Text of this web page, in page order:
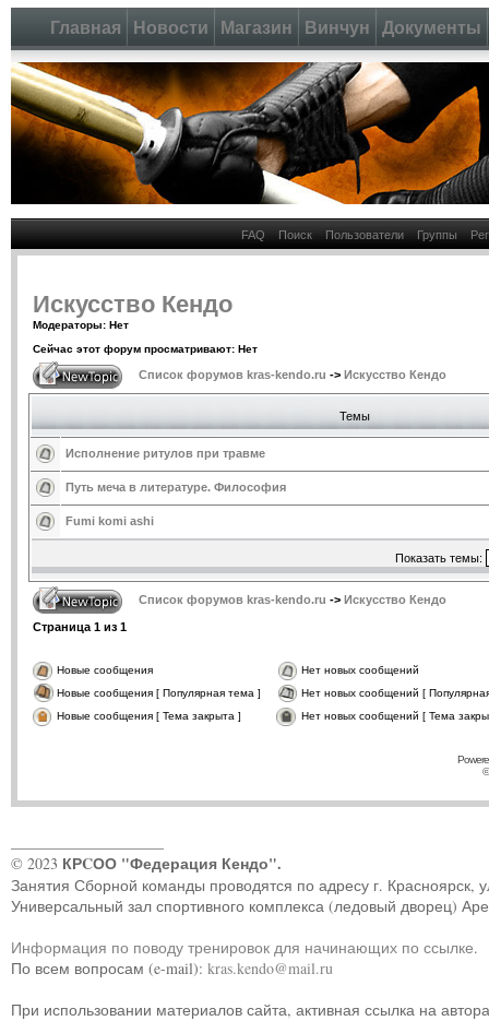
Главная Новости Магазин Винчун Документы
FAQ Поиск Пользователи Группы
Искусство Кендо
Модераторы: Нет
Сейчас этот форум просматривают: Нет
Список форумов kras-kendo.ru -> Искусство Кендо
Темы
Исполнение ритулов при травме
Путь меча в литературе. Философия
Fumi komi ashi
Показать темы:
Список форумов kras-kendo.ru -> Искусство Кендо
Страница 1 из 1
Новые сообщения
Нет новых сообщений
Новые сообщения [ Популярная тема ]
Нет новых сообщений [
Новые сообщения [ Тема закрыта ]
Нет новых сообщений [ Тема
© 2023 КРCОО "Федерация Кендо".
Занятия Сборной команды проводятся по адресу г. Красноярск,
Универсальный зал спортивного комплекса (ледовый дворец)
Информация по поводу тренировок для начинающих по ссылке.
По всем вопросам (e-mail): kras.kendo@mail.ru
При использовании материалов сайта, активная ссылка на